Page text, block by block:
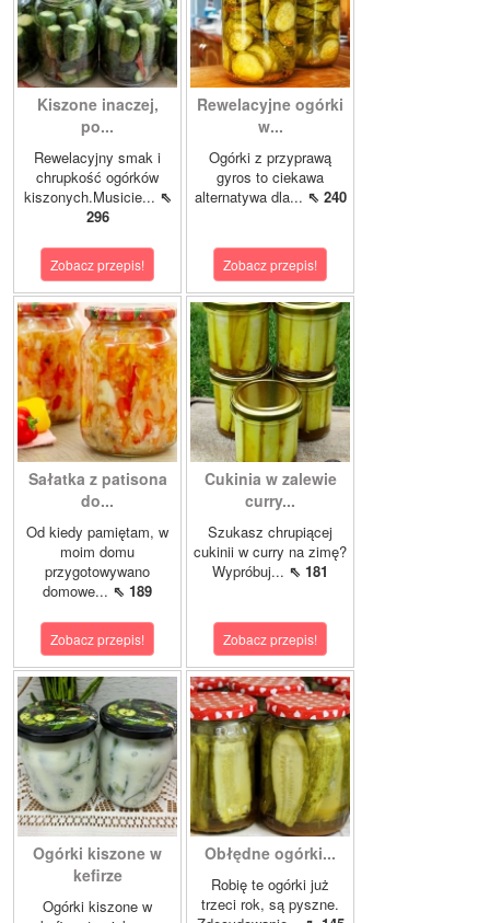
Kiszone inaczej,
po...
Rewelacyjny smak i
chrupkość ogórków
kiszonych.Musicie... ⇖
296
Zobacz przepis!
Rewelacyjne ogórki
w...
Ogórki z przyprawą
gyros to ciekawa
alternatywa dla... ⇖ 240
Zobacz przepis!
Sałatka z patisona
do...
Od kiedy pamiętam, w
moim domu
przygotowywano
domowe... ⇖ 189
Zobacz przepis!
Cukinia w zalewie
curry...
Szukasz chrupiącej
cukinii w curry na zimę?
Wypróbuj... ⇖ 181
Zobacz przepis!
Ogórki kiszone w
kefirze
Ogórki kiszone w
Obłędne ogórki...
Robię te ogórki już
trzeci rok, są pyszne.